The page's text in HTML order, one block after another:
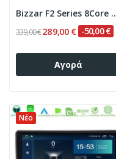
Bizzar F2 Series
339,00 €289,00 € -50,00 €
Αγορά
Νέο